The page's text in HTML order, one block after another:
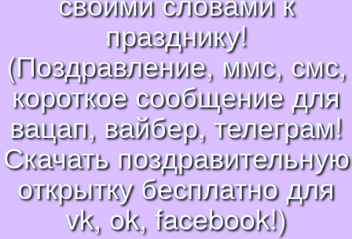
празднику!
(Поздравление, ммс, смс,
короткое сообщение для
вацап, вайбер, телеграм!
Скачать поздравительную
открытку бесплатно для
vk, ok, facebook!)